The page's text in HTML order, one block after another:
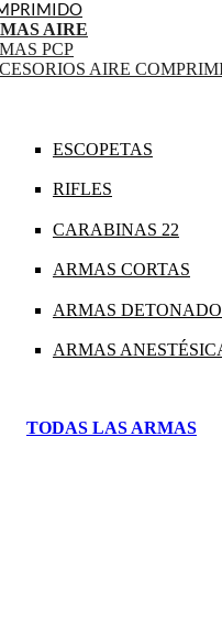
AIRE
PCP
AIRE
ESCOPETAS
RIFLES
CARABINAS 22
ARMAS CORTAS
ARMAS
ARMAS
TODAS LAS ARMAS